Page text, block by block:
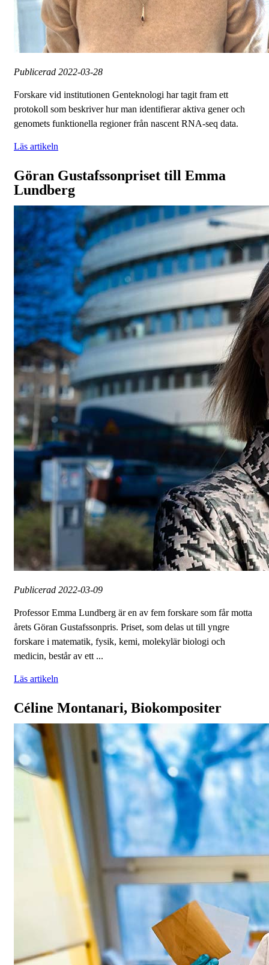
Publicerad 2022-03-28
Forskare vid institutionen Genteknologi har tagit fram ett
protokoll som beskriver hur man identifierar aktiva gener och
genomets funktionella regioner från nascent RNA-seq data.
Läs artikeln
Göran Gustafssonpriset till Emma
Lundberg
Publicerad 2022-03-09
Professor Emma Lundberg är en av fem forskare som får motta
årets Göran Gustafssonpris. Priset, som delas ut till yngre
forskare i matematik, fysik, kemi, molekylär biologi och
medicin, består av ett ...
Läs artikeln
Céline Montanari, Biokompositer